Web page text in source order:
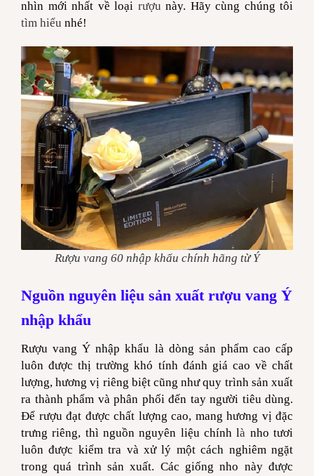
nhìn mới nhất về loại rượu này. Hãy cùng chúng tôi
tìm hiểu nhé!
Rượu vang 60 nhập khẩu chính hãng từ Ý
Nguồn nguyên liệu sản xuất rượu vang Ý
nhập khẩu
Rượu vang Ý nhập khẩu là dòng sản phẩm cao cấp
luôn được thị trường khó tính đánh giá cao về chất
lượng, hương vị riêng biệt cũng như quy trình sản xuất
ra thành phẩm và phân phối đến tay người tiêu dùng.
Để rượu đạt được chất lượng cao, mang hương vị đặc
trưng riêng, thì nguồn nguyên liệu chính là nho tươi
luôn được kiểm tra và xử lý một cách nghiêm ngặt
trong quá trình sản xuất. Các giống nho này được